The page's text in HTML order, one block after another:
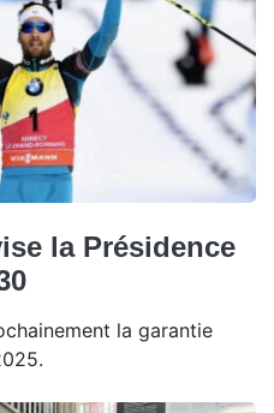
la Présidence
la garantie